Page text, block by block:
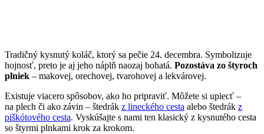
Tradičný kysnutý koláč, ktorý sa pečie 24. decembra. Symbolizuje
hojnosť, preto je aj jeho náplň naozaj bohatá. Pozostáva zo štyroch
plniek – makovej, orechovej, tvarohovej a lekvárovej.
Existuje viacero spôsobov, ako ho pripraviť. Môžete si upiecť –
na plech či ako závin – štedrák z lineckého cesta alebo štedrák z
piškótového cesta. Vyskúšajte s nami ten klasický z kysnutého cesta
so štyrmi plnkami krok za krokom.